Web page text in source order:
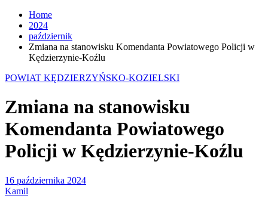
Home
2024
październik
Zmiana na stanowisku Komendanta Powiatowego Policji w
Kędzierzynie-Koźlu
POWIAT KĘDZIERZYŃSKO-KOZIELSKI
Zmiana na stanowisku
Komendanta Powiatowego
Policji w Kędzierzynie-Koźlu
16 października 2024
Kamil